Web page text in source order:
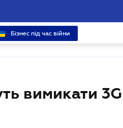
Бізнес під час війни
вимикати 3G